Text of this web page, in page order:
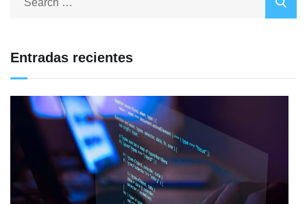
Entradas recientes